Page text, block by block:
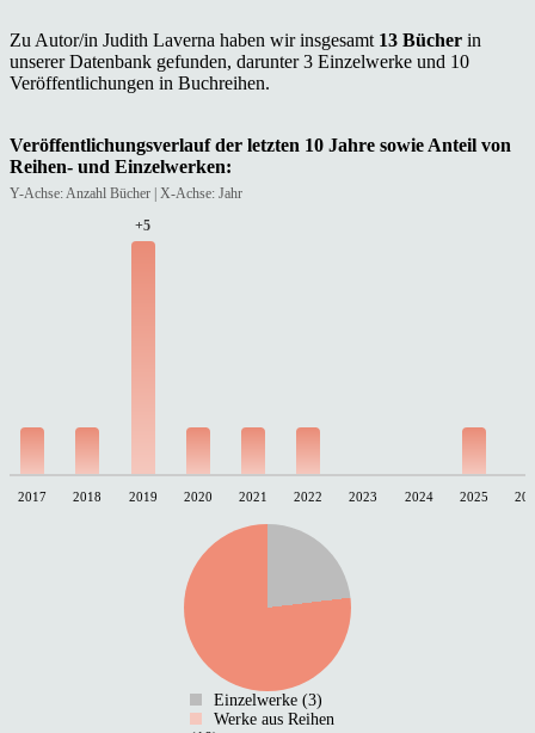
Zu Autor/in Judith Laverna haben wir insgesamt 13 Bücher in
unserer Datenbank gefunden, darunter 3 Einzelwerke und 10
Veröffentlichungen in Buchreihen.
Veröffentlichungsverlauf der letzten 10 Jahre sowie Anteil von
Reihen- und Einzelwerken:
Y-Achse: Anzahl Bücher | X-Achse: Jahr
2017 2018
+5
2019 2020 2021 2022 2023 2024 2025
Einzelwerke (3)
Werke aus Reihen